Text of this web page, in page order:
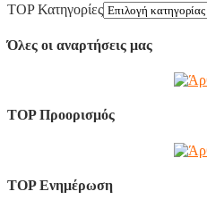
TOP Κατηγορίες
Όλες οι αναρτήσεις μας
TOP Προορισμός
TOP Ενημέρωση